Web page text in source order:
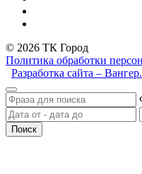
© 2026 ТК Город
Политика обработки
Разработка сайта –
Поиск